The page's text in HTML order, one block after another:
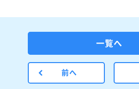
前へ
一覧へ